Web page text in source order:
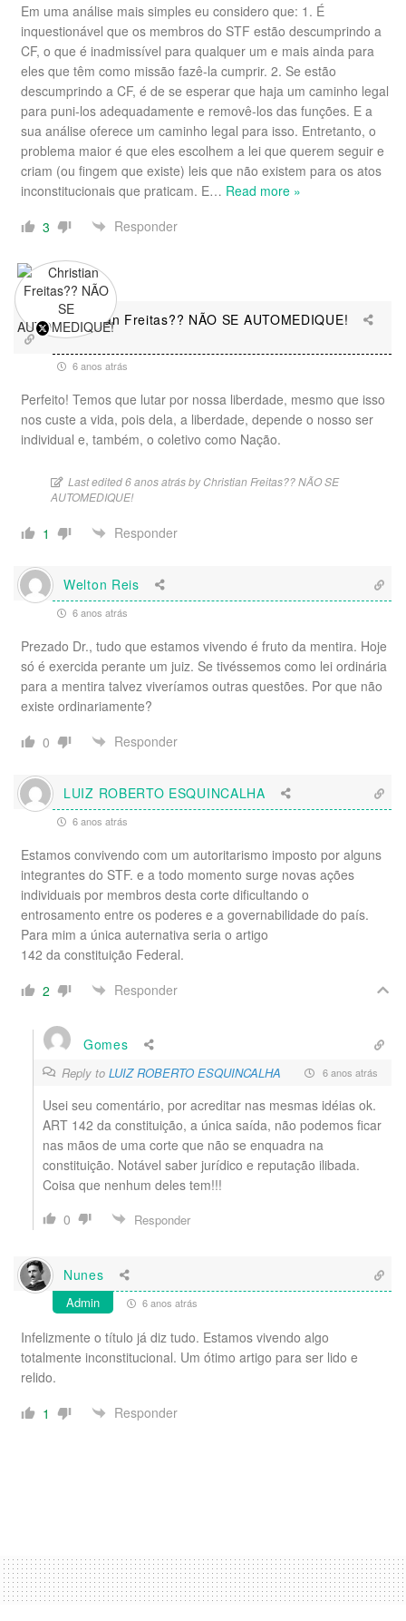
Em uma análise mais simples eu considero que: 1. É
inquestionável que os membros do STF estão descumprindo a
CF, o que é inadmissível para qualquer um e mais ainda para
eles que têm como missão fazê-la cumprir. 2. Se estão
descumprindo a CF, é de se esperar que haja um caminho legal
para puni-los adequadamente e removê-los das funções. E a
sua análise oferece um caminho legal para isso. Entretanto, o
problema maior é que eles escolhem a lei que querem seguir e
criam (ou fingem que existe) leis que não existem para os atos
inconstitucionais que praticam. E… Read more »
3
Responder
Christian Freitas?? NÃO SE AUTOMEDIQUE!
6 anos atrás
Perfeito! Temos que lutar por nossa liberdade, mesmo que isso
nos custe a vida, pois dela, a liberdade, depende o nosso ser
individual e, também, o coletivo como Nação.
Last edited 6 anos atrás by Christian Freitas?? NÃO SE
AUTOMEDIQUE!
1 Responder
Welton Reis
6 anos atrás
Prezado Dr., tudo que estamos vivendo é fruto da mentira. Hoje
só é exercida perante um juiz. Se tivéssemos como lei ordinária
para a mentira talvez viveríamos outras questões. Por que não
existe ordinariamente?
0
Responder
LUIZ ROBERTO ESQUINCALHA
6 anos atrás
Estamos convivendo com um autoritarismo imposto por alguns
integrantes do STF. e a todo momento surge novas ações
individuais por membros desta corte dificultando o
entrosamento entre os poderes e a governabilidade do país.
Para mim a única auternativa seria o artigo
142 da constituição Federal.
2
Responder
Gomes
Reply to LUIZ ROBERTO ESQUINCALHA 6 anos atrás
Usei seu comentário, por acreditar nas mesmas idéias ok.
ART 142 da constituição, a única saída, não podemos ficar
nas mãos de uma corte que não se enquadra na
constituição. Notável saber jurídico e reputação ilibada.
Coisa que nenhum deles tem!!!
0
Responder
Nunes
Admin 6 anos atrás
Infelizmente o título já diz tudo. Estamos vivendo algo
totalmente inconstitucional. Um ótimo artigo para ser lido e
relido.
1
Responder